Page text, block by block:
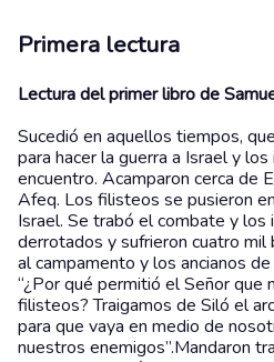
Primera lectura
Lectura del primer libro de
Sucedió en aquellos tiempos,
para hacer la guerra a Israel y
encuentro. Acamparon cerca de
Afeq. Los filisteos se pusieron
Israel. Se trabó el combate y los
derrotados y sufrieron cuatro
al campamento y los ancianos
“¿Por qué permitió el Señor que
filisteos? Traigamos de Siló el
para que vaya en medio de
nuestros enemigos”.Mandaron